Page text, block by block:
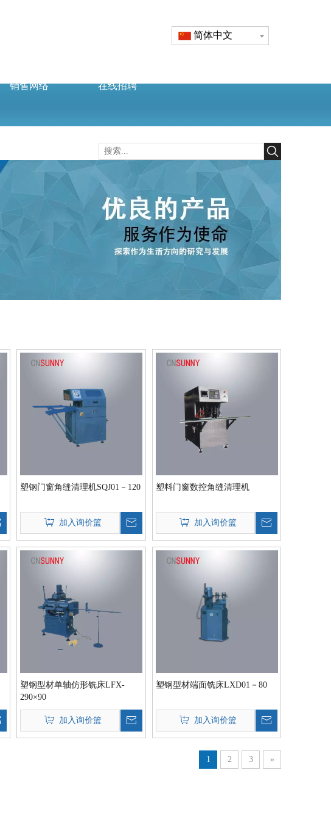
简体中文
销售网络 在线招聘
塑钢门窗角缝清理机SQJ01－120
加入询价篮
塑料门窗数控角缝清理机
加入询价篮
塑钢型材单轴仿形铣床LFX-
290×90
加入询价篮
塑钢型材端面铣床LXD01－80
加入询价篮
1 2 3 »